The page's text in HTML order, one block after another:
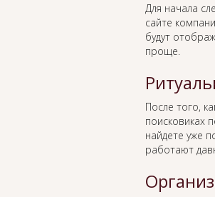
Для начала
сайте
будут
проще.
После того,
поисковиках
найдете уже
работают